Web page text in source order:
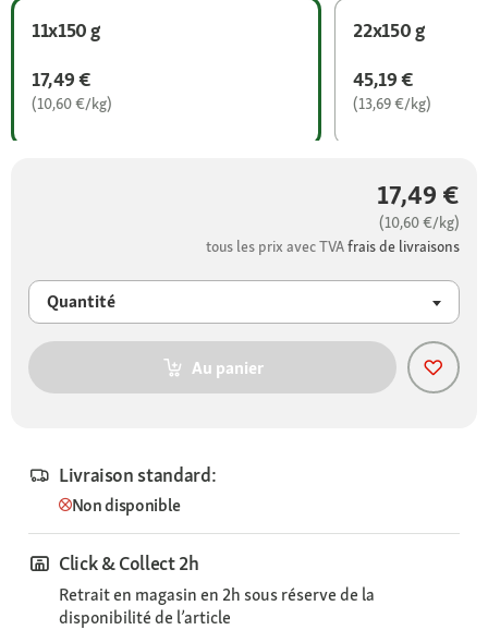
11x150 g
17,49 €
(10,60 €/kg)
22x150 g
45,19 €
(13,69 €/kg)
17,49 €
(10,60 €/kg)
tous les prix avec TVAfrais de livraisons
Quantité
Au panier
Livraison standard:
Non disponible
Click & Collect 2h
Retrait en magasin en 2h sous réserve de la
disponibilité de l’article